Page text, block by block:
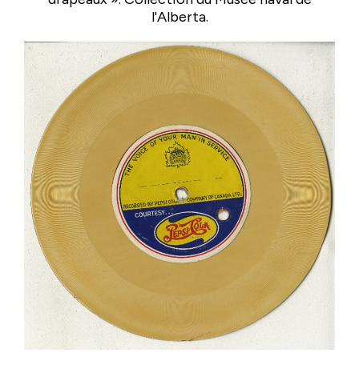
l'Alberta.